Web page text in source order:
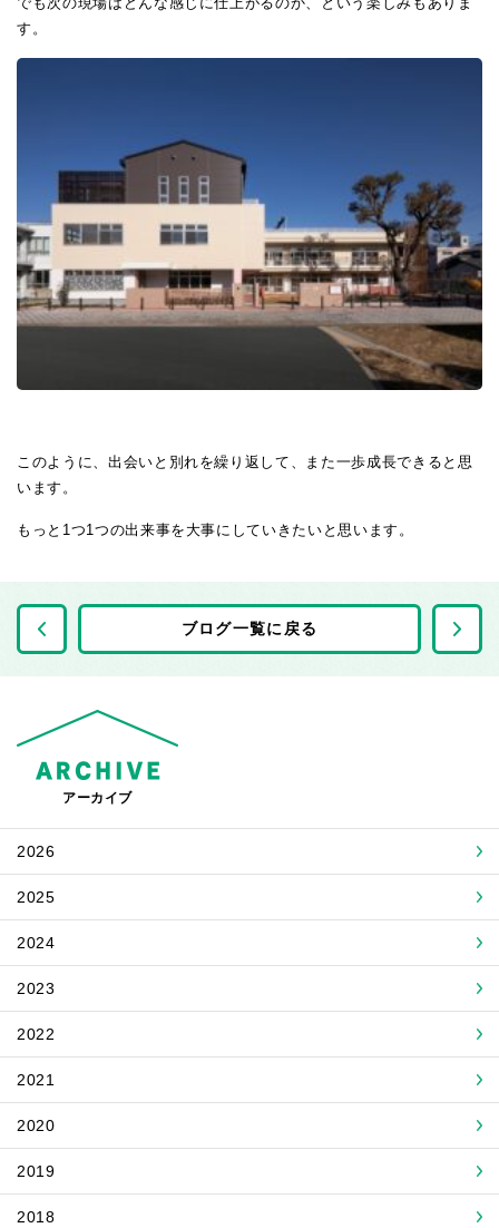
す。
このように、出会いと別れを繰り返して、また一歩成長できると思
います。
もっと1つ1つの出来事を大事にしていきたいと思います。
ブログ一覧に戻る
アーカイブ
2026
2025
2024
2023
2022
2021
2020
2019
2018